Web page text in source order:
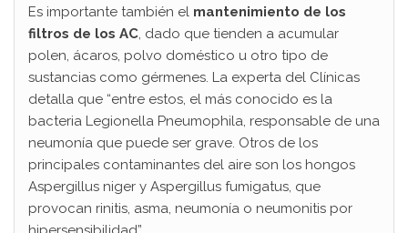
Es importante también el mantenimiento de los
filtros de los AC, dado que tienden a acumular
polen, ácaros, polvo doméstico u otro tipo de
sustancias como gérmenes. La experta del Clínicas
detalla que “entre estos, el más conocido es la
bacteria Legionella Pneumophila, responsable de una
neumonía que puede ser grave. Otros de los
principales contaminantes del aire son los hongos
Aspergillus niger y Aspergillus fumigatus, que
provocan rinitis, asma, neumonía o neumonitis por